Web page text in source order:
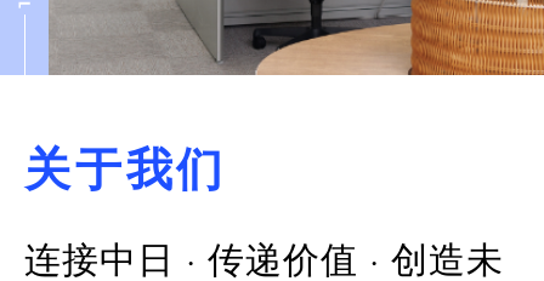
关于我们
连接中日 · 传递价值 · 创造未